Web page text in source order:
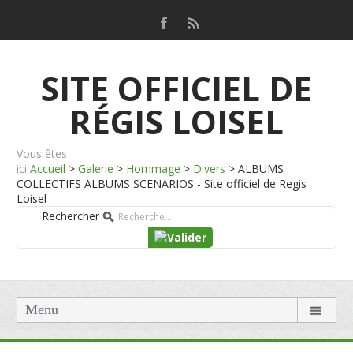
SITE OFFICIEL DE
RÉGIS LOISEL
Vous êtes
ici Accueil > Galerie > Hommage > Divers > ALBUMS
COLLECTIFS ALBUMS SCENARIOS - Site officiel de Regis
Loisel
Rechercher
Menu